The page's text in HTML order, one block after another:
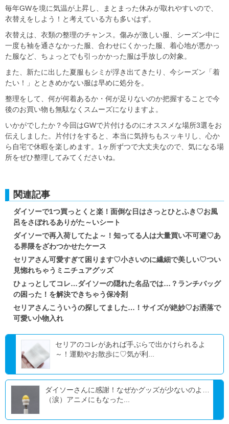
毎年GWを境に気温が上昇し、まとまった休みが取れやすいので、
衣替えをしよう！と考えている方も多いはず。
衣替えは、衣類の整理のチャンス。傷みが激しい服、シーズン中に
一度も袖を通さなかった服、合わせにくかった服、着心地が悪かっ
た服など、ちょっとでも引っかかった服は手放しの対象。
また、新たに出した夏服もシミが浮き出てきたり、今シーズン「着
たい！」とときめかない服は早めに処分を。
整理をして、何が何着あるか・何が足りないのか把握することで今
後のお買い物も無駄なくスムーズになりますよ。
いかがでしたか？今回はGWで片付けるのにオススメな場所3選をお
伝えしました。片付けをすると、本当に気持ちもスッキリし、心か
ら自宅で休暇を楽しめます。1ヶ所ずつで大丈夫なので、気になる場
所をぜひ整理してみてくださいね。
関連記事
ダイソーで1つ買っとくと楽！面倒な日はさっとひとふき♡お風
呂をさぼれるありがた～いシート
ダイソーで再入荷してたよ～！知ってる人は大量買い不可避♡あ
る界隈をざわつかせたケース
セリアさん可愛すぎて困ります♡小さいのに繊細で美しい♡つい
見惚れちゃうミニチュアグッズ
ひょっとしてコレ…ダイソーの隠れた名品では…？ランチバッグ
の困った！を解決できちゃう保冷剤
セリアさんこういうの探してました…！サイズが絶妙♡お洒落で
可愛い小物入れ
セリアのコレがあれば手ぶらで出かけられるよ
～！運動やお散歩に♡気が利...
ダイソーさんに感謝！なぜかグッズが少ないのよ…
（涙）アニメにもなった...